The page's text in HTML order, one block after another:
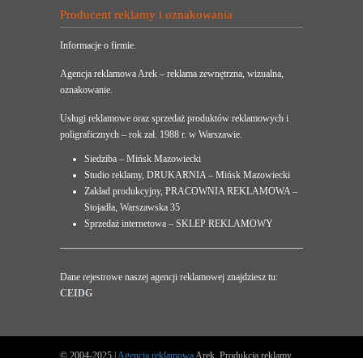
Producent reklamy i oznakowania
Informacje o firmie.
Agencja reklamowa Arek – reklama zewnętrzna, wizualna,
oznakowanie.
Usługi reklamowe oraz sprzedaż produktów reklamowych i
poligraficznych – rok zał. 1988 r. w Warszawie.
Siedziba – Mińsk Mazowiecki
Studio reklamy, DRUKARNIA – Mińsk Mazowiecki
Zakład produkcyjny, PRACOWNIA REKLAMOWA –
Stojadła, Warszawska 35
Sprzedaż internetowa – SKLEP REKLAMOWY
Dane rejestrowe naszej agencji reklamowej znajdziesz tu:
CEIDG
© 2004-2025 | Agencja reklamowa Arek. Produkcja reklamy